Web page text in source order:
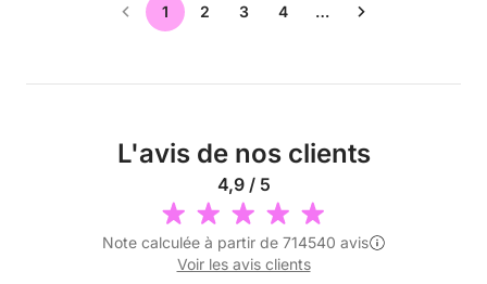
1 2 3 4 …
L'avis de nos clients
4,9 / 5
Note calculée à partir de 714540 avis
Voir les avis clients